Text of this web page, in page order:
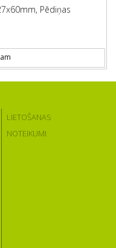
Pēdiņas
LIETOŠANAS
NOTEIKUMI